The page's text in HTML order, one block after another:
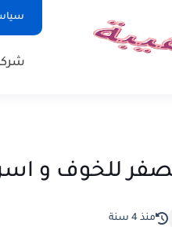
للخوف و
منذ 4 سنة